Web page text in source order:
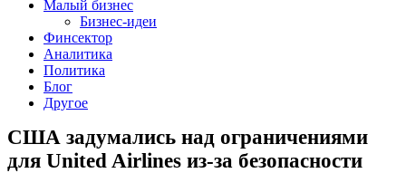
Малый бизнес
Бизнес-идеи
Финсектор
Аналитика
Политика
Блог
Другое
США задумались над ограничениями
для United Airlines из-за безопасности